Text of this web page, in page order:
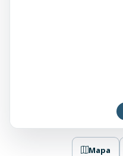
Mapa